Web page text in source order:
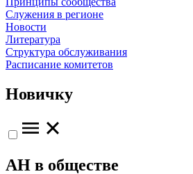
Служения в регионе
Новости
Литература
Структура обслуживания
Расписание комитетов
Новичку
АН в обществе